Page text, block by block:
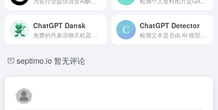
ChatGPT Dansk ChatGPT Detector
septimo.io 暂无评论